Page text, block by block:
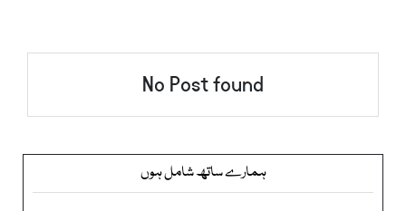
No Post found
ہمارے ساتھ شامل ہوں